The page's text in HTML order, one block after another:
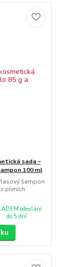
sada –
100 ml
šampon
pivních
odeslání
do 5 dní